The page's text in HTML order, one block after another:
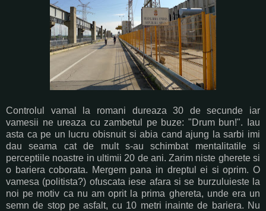
Controlul vamal la romani dureaza 30 de secunde iar
vamesii ne ureaza cu zambetul pe buze: "Drum bun!". Iau
asta ca pe un lucru obisnuit si abia cand ajung la sarbi imi
dau seama cat de mult s-au schimbat mentalitatile si
perceptiile noastre in ultimii 20 de ani. Zarim niste gherete si
o bariera coborata. Mergem pana in dreptul ei si oprim. O
vamesa (politista?) ofuscata iese afara si se burzuluieste la
noi pe motiv ca nu am oprit la prima ghereta, unde era un
semn de stop pe asfalt, cu 10 metri inainte de bariera. Nu